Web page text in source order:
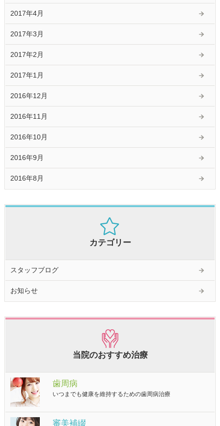
2017年4月
2017年3月
2017年2月
2017年1月
2016年12月
2016年11月
2016年10月
2016年9月
2016年8月
カテゴリー
スタッフブログ
お知らせ
当院のおすすめ治療
歯周病
いつまでも健康を維持するための歯周病治療
審美補綴